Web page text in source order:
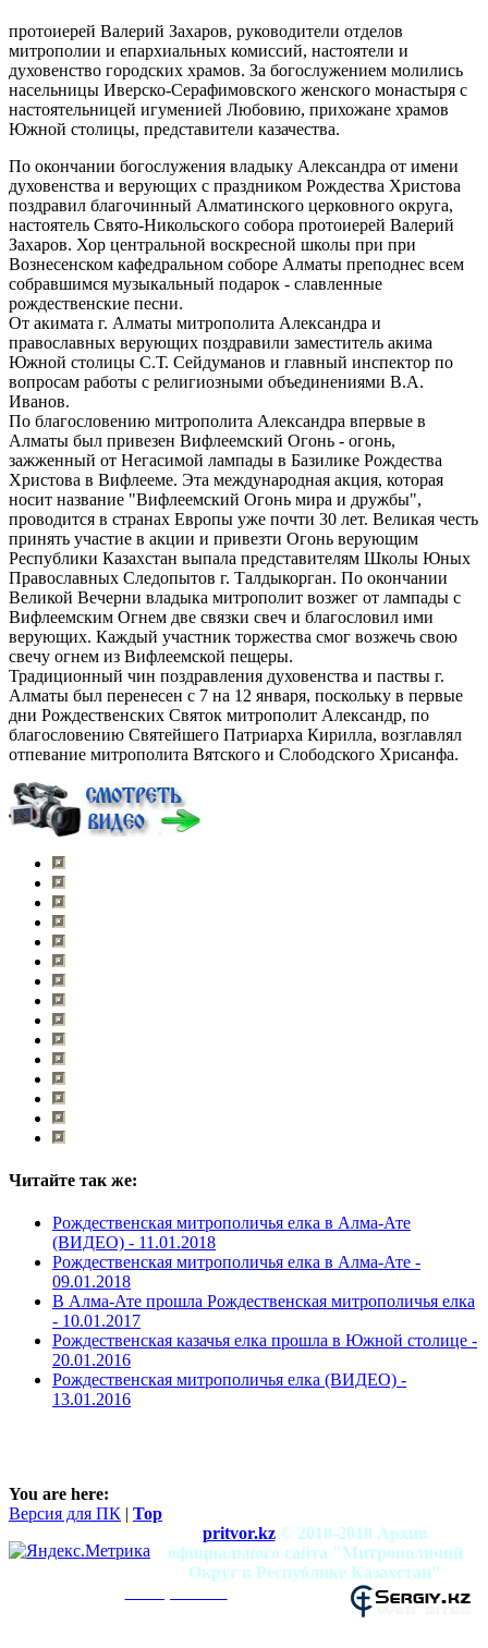
протоиерей Валерий Захаров, руководители отделов
митрополии и епархиальных комиссий, настоятели и
духовенство городских храмов. За богослужением молились
насельницы Иверско-Серафимовского женского монастыря с
настоятельницей игуменией Любовию, прихожане храмов
Южной столицы, представители казачества.
По окончании богослужения владыку Александра от имени
духовенства и верующих с праздником Рождества Христова
поздравил благочинный Алматинского церковного округа,
настоятель Свято-Никольского собора протоиерей Валерий
Захаров. Хор центральной воскресной школы при при
Вознесенском кафедральном соборе Алматы преподнес всем
собравшимся музыкальный подарок - славленные
рождественские песни.
От акимата г. Алматы митрополита Александра и
православных верующих поздравили заместитель акима
Южной столицы С.Т. Сейдуманов и главный инспектор по
вопросам работы с религиозными объединениями В.А.
Иванов.
По благословению митрополита Александра впервые в
Алматы был привезен Вифлеемский Огонь - огонь,
зажженный от Негасимой лампады в Базилике Рождества
Христова в Вифлееме. Эта международная акция, которая
носит название "Вифлеемский Огонь мира и дружбы",
проводится в странах Европы уже почти 30 лет. Великая честь
принять участие в акции и привезти Огонь верующим
Республики Казахстан выпала представителям Школы Юных
Православных Следопытов г. Талдыкорган. По окончании
Великой Вечерни владыка митрополит возжег от лампады с
Вифлеемским Огнем две связки свеч и благословил ими
верующих. Каждый участник торжества смог возжечь свою
свечу огнем из Вифлеемской пещеры.
Традиционный чин поздравления духовенства и паствы г.
Алматы был перенесен с 7 на 12 января, поскольку в первые
дни Рождественских Святок митрополит Александр, по
благословению Святейшего Патриарха Кирилла, возглавлял
отпевание митрополита Вятского и Слободского Хрисанфа.
Читайте так же:
Рождественская митрополичья елка в Алма-Ате
(ВИДЕО) - 11.01.2018
Рождественская митрополичья елка в Алма-Ате -
09.01.2018
В Алма-Ате прошла Рождественская митрополичья елка
- 10.01.2017
Рождественская казачья елка прошла в Южной столице -
20.01.2016
Рождественская митрополичья елка (ВИДЕО) -
13.01.2016
You are here:
Версия для ПК | Top
pritvor.kz © 2010-2018 Архив
официального сайта "Митрополичий
Округ в Республике Казахстан"